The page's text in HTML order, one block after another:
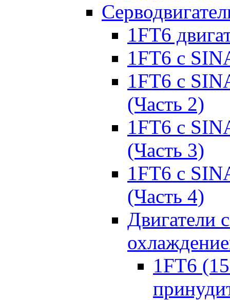
1FT6
1FT6 с
1FT6 с
(Часть 2)
1FT6 с
(Часть 3)
1FT6 с
(Часть 4)
Двигатели
1FT6